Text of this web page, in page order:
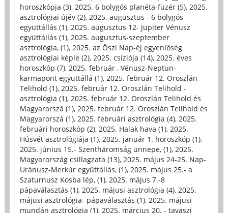
horoszkópja (3), 2025. 6 bolygós planéta-füzér (5), 2025.
asztrológiai újév (2), 2025. augusztus - 6 bolygós
együttállás (1), 2025. augusztus 12- Jupiter Vénusz
együttállás (1), 2025. augusztus-szeptember
asztrológia, (1), 2025. az Őszi Nap-éj egyenlőség
asztrológiai képle (2), 2025. csíziója (14), 2025. éves
horoszkóp (7), 2025. február , Vénusz-Neptun-
karmapont együttállá (1), 2025. február 12. Oroszlán
Telihold (1), 2025. február 12. Oroszlán Telihold -
asztrológia (1), 2025. február 12. Oroszlán Telihold és
Magyarorszá (1), 2025. február 12. Oroszlán Telihold és
Magyarorszá (1), 2025. februári asztrológia (4), 2025.
februári horoszkóp (2), 2025. Halak hava (1), 2025.
Húsvét asztrológiája (1), 2025. január 1. horoszkóp (1),
2025. június 15.- Szentháromság ünnepe, (1), 2025.
Magyarország csillagzata (13), 2025. május 24-25. Nap-
Uránusz-Merkúr együttállás, (1), 2025. május 25.- a
Szaturnusz Kosba lép, (1), 2025. május 7.-8
pápaválasztás (1), 2025. májusi asztrológia (4), 2025.
májusi asztrológia- pápaválasztás (1), 2025. májusi
mundán asztrológia (1), 2025. március 20. - tavaszi